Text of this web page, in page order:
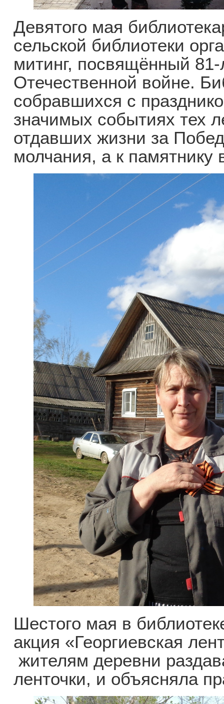
Девятого мая
сельской библиотеки
митинг, посвящённый
Отечественной войне.
собравшихся с
значимых событиях тех
отдавших жизни за
молчания, а к памятнику
Шестого мая в
акция «Георгиевская
жителям деревни
ленточки, и объясняла